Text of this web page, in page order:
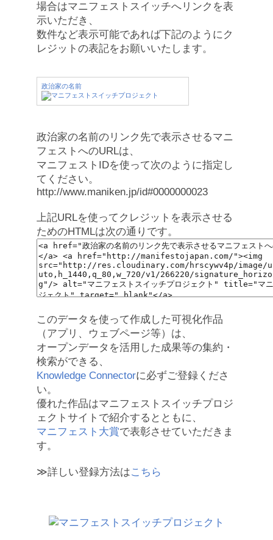
場合はマニフェストスイッチへリンクを表
示いただき、
数件など表示可能であれば下記のようにク
レジットの表記をお願いいたします。
政治家の名前
政治家の名前のリンク先で表示させるマニ
フェストへのURLは、
マニフェストIDを使って次のように指定し
てください。
http://www.maniken.jp/id#0000000023
上記URLを使ってクレジットを表示させる
ためのHTMLは次の通りです。
このデータを使って作成した可視化作品
（アプリ、ウェブページ等）は、
オープンデータを活用した成果等の集約・
検索ができる、
Knowledge Connectorに必ずご登録くださ
い。
優れた作品はマニフェストスイッチプロジ
ェクトサイトで紹介するとともに、
マニフェスト大賞で表彰させていただきま
す。
≫詳しい登録方法はこちら